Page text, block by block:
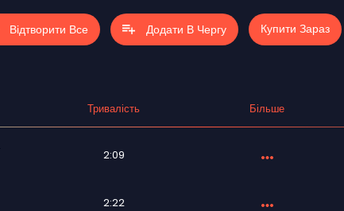
Відтворити Все Додати В Чергу Купити Зараз
Тривалість Більше
2:09
2:22